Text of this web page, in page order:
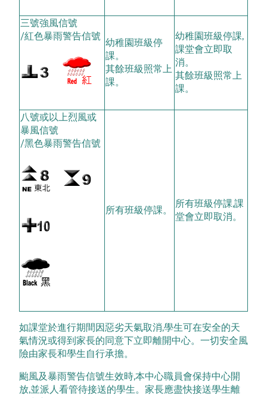
三號強風信號
/紅色暴雨警告信號
幼稚園班級停
課。
其餘班級照常上
課。
幼稚園班級停課,
課堂會立即取
消。
其餘班級照常上
課。
八號或以上烈風或
暴風信號
/黑色暴雨警告信號
所有班級停課。
所有班級停課,課
堂會立即取消。
如課堂於進行期間因惡劣天氣取消,學生可在安全的天
氣情況或得到家長的同意下立即離開中心。一切安全風
險由家長和學生自行承擔。
颱風及暴雨警告信號生效時,本中心職員會保持中心開
放,並派人看管待接送的學生。家長應盡快接送學生離